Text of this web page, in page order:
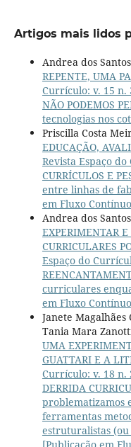
Artigos mais lidos
Andrea dos
REPENTE, UMA
Currículo: v. 15 n.
NÃO PODEMOS
tecnologias nos
Priscilla Costa
EDUCAÇÃO,
Revista Espaço
CURRÍCULOS E
entre linhas de
em Fluxo
Andrea dos
EXPERIMENTAR
CURRICULARES
Espaço do
curriculares
em Fluxo
Janete
Tania Mara
UMA
GUATTARI E A
Currículo: v. 18 n.
DERRIDA
problematizamos
ferramentas
estruturalistas